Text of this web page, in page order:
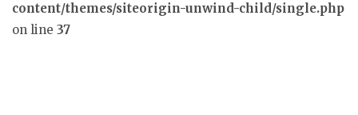
content/themes/siteorigin-unwind-child/single.php
on line 37